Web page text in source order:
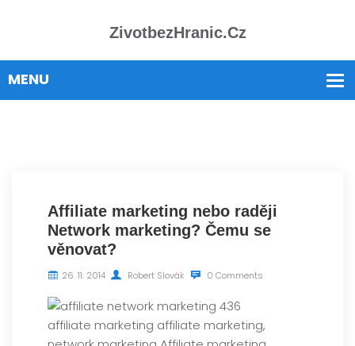
ZivotbezHranic.cz
Affiliate marketing nebo raději
Network marketing? Čemu se
věnovat?
26. 11. 2014 Robert Slovák 0 Comments